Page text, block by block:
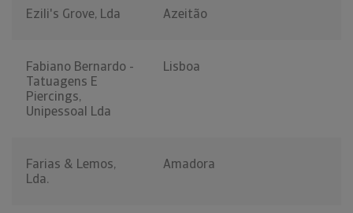
Ezili's Grove, Lda Azeitão
Fabiano Bernardo -
Tatuagens E
Piercings,
Unipessoal Lda
Lisboa
Farias & Lemos,
Lda.
Amadora